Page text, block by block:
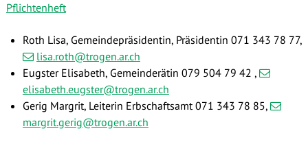
Pflichtenheft
Roth Lisa, Gemeindepräsidentin, Präsidentin 071 343 78 77,
lisa.roth@trogen.ar.ch
Eugster Elisabeth, Gemeinderätin 079 504 79 42 ,
elisabeth.eugster@trogen.ar.ch
Gerig Margrit, Leiterin Erbschaftsamt 071 343 78 85,
margrit.gerig@trogen.ar.ch